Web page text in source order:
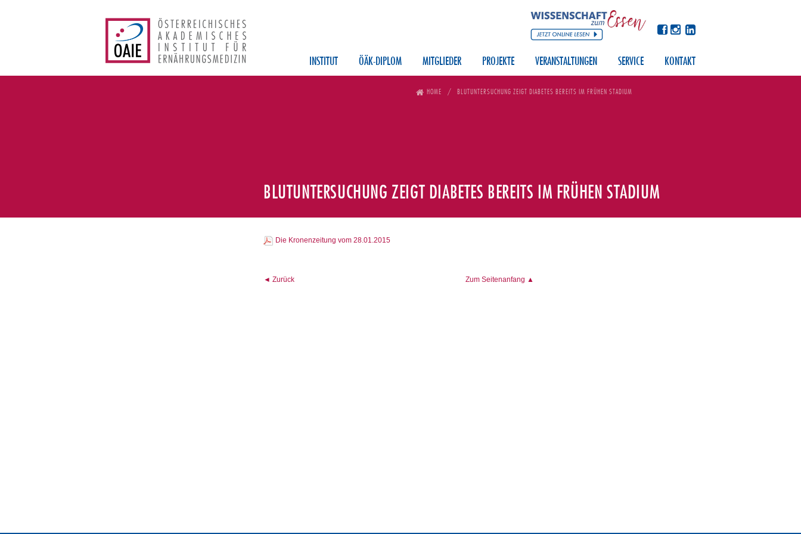
INSTITUT ÖÄK-DIPLOM MITGLIEDER PROJEKTE VERANSTALTUNGEN SERVICE KONTAKT
HOME BLUTUNTERSUCHUNG ZEIGT DIABETES BEREITS IM FRÜHEN STADIUM
BLUTUNTERSUCHUNG ZEIGT DIABETES BEREITS IM FRÜHEN STADIUM
Die Kronenzeitung vom 28.01.2015
◄ Zurück Zum Seitenanfang ▲